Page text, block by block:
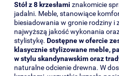
Stół z 8 krzesłami znakomicie
jadalni. Meble, stanowiące
biesiadowania w gronie rodziny i
najwyższą jakość wykonania
stylistykę. Dostępne w ofercie
klasycznie stylizowane meble,
w stylu skandynawskim oraz
naturalne odcienie drewna. W